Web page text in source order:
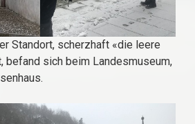
Standort, scherzhaft «die leere
befand sich beim Landesmuseum,